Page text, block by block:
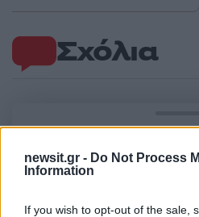
newsit.gr - Do Not Process
Information
If you wish to opt-out of the sale,
Σχόλια